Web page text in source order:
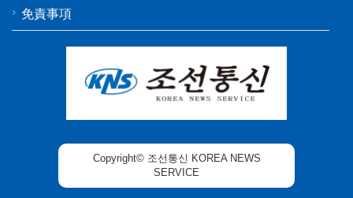
免責事項
Copyright© 조선통신 KOREA NEWS
SERVICE